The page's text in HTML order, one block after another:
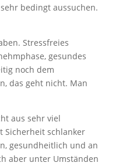
bedingt aussuchen.
Stressfreies
gesundes
noch dem
das geht nicht. Man
aus sehr viel
schlanker
gesundheitlich und an
aber unter Umständen